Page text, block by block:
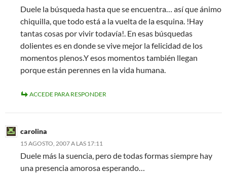
Duele la búsqueda hasta que se encuentra… así que ánimo
chiquilla, que todo está a la vuelta de la esquina. !Hay
tantas cosas por vivir todavía!. En esas búsquedas
dolientes es en donde se vive mejor la felicidad de los
momentos plenos.Y esos momentos también llegan
porque están perennes en la vida humana.
ACCEDE PARA RESPONDER
carolina
15 AGOSTO, 2007 A LAS 17:11
Duele más la suencia, pero de todas formas siempre hay
una presencia amorosa esperando…